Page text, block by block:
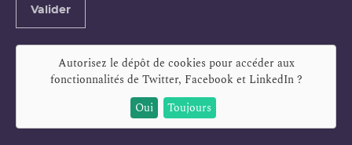
Valider
Autorisez le dépôt de cookies pour accéder aux
fonctionnalités de Twitter, Facebook et LinkedIn?
Oui
Toujours